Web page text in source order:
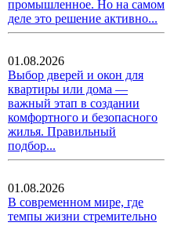
промышленное. Но на самом
деле это решение активно...
01.08.2026
Выбор дверей и окон для
квартиры или дома —
важный этап в создании
комфортного и безопасного
жилья. Правильный
подбор...
01.08.2026
В современном мире, где
темпы жизни стремительно